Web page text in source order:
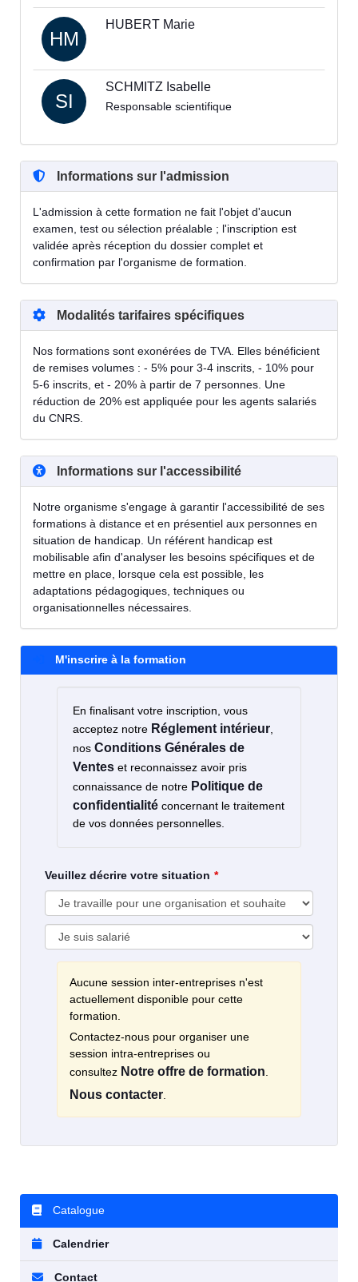
HM
HUBERT Marie
SI
SCHMITZ Isabelle
Responsable scientifique
Informations sur l'admission
L'admission à cette formation ne fait l'objet d'aucun
examen, test ou sélection préalable ; l'inscription est
validée après réception du dossier complet et
confirmation par l'organisme de formation.
Modalités tarifaires spécifiques
Nos formations sont exonérées de TVA. Elles bénéficient
de remises volumes : - 5% pour 3-4 inscrits, - 10% pour
5-6 inscrits, et - 20% à partir de 7 personnes. Une
réduction de 20% est appliquée pour les agents salariés
du CNRS.
Informations sur l'accessibilité
Notre organisme s'engage à garantir l'accessibilité de ses
formations à distance et en présentiel aux personnes en
situation de handicap. Un référent handicap est
mobilisable afin d'analyser les besoins spécifiques et de
mettre en place, lorsque cela est possible, les
adaptations pédagogiques, techniques ou
organisationnelles nécessaires.
M'inscrire à la formation
En finalisant votre inscription, vous
acceptez notre Réglement intérieur,
nos Conditions Générales de
Ventes et reconnaissez avoir pris
connaissance de notre Politique de
confidentialité concernant le traitement
de vos données personnelles.
Veuillez décrire votre situation
Aucune session inter-entreprises n'est
actuellement disponible pour cette
formation.
Contactez-nous pour organiser une
session intra-entreprises ou
consultez Notre offre de formation.
Nous contacter.
Catalogue
Calendrier
Contact